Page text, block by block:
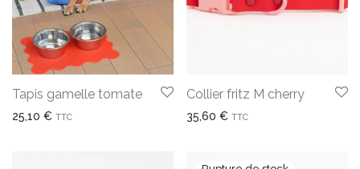
Tapis gamelle tomate
25,10 € TTC
Collier fritz M cherry
35,60 € TTC